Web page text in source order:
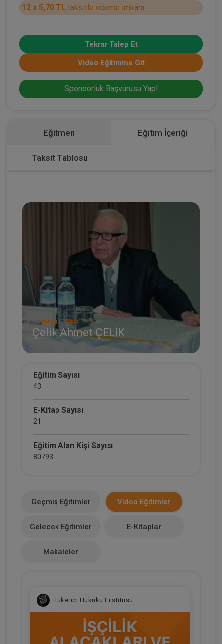
12 x 5,70 TL taksitle ödeme imkânı.
Tekrar Talep Et
Video Eğitimine Git
Sponsorluk Başvurusu Yap!
Eğitmen Eğitim İçeriği
Taksit Tablosu
Hukukçu - Yazar
Çelik Ahmet ÇELIK
Eğitim Sayısı
43
E-Kitap Sayısı
21
Eğitim Alan Kişi Sayısı
80793
53
Geçmiş Eğitimler Video Eğitimler
Gelecek Eğitimler E-Kitaplar
Makaleler
Tüketici Hukuku Enstitüsü